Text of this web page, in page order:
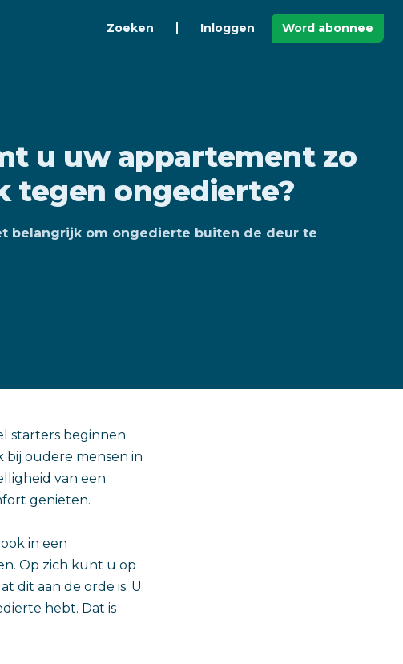
Zoeken Inloggen Word abonnee
u uw appartement zo
tegen ongedierte?
belangrijk om ongedierte buiten de deur te
starters beginnen
oudere mensen in
van een
genieten.
in een
Op zich kunt u op
dit aan de orde is. U
hebt. Dat is